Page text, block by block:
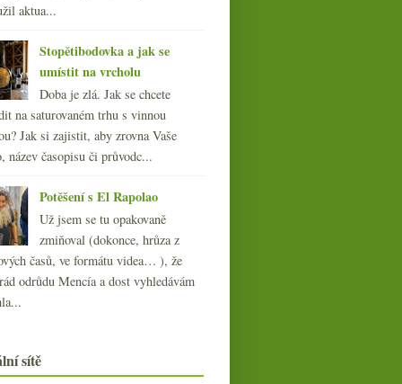
aktua...
Stopětibodovka a jak se
umístit na vrcholu
Doba je zlá. Jak se chcete
na saturovaném trhu s vinnou
Jak si zajistit, aby zrovna Vaše
název časopisu či průvodc...
Potěšení s El Rapolao
Už jsem se tu opakovaně
zmiňoval (dokonce, hrůza z
časů, ve formátu videa… ), že
odrůdu Mencía a dost vyhledávám
sítě